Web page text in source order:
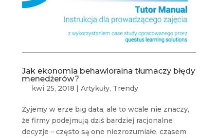
Jak ekonomia behawioralna tłumaczy błędy
menedżerów?
kwi 25, 2018 Artykuły, Trendy
Żyjemy w erze big data, ale to wcale nie znaczy,
że firmy podejmują dziś bardziej racjonalne
decyzje – często są one niezrozumiałe, czasem